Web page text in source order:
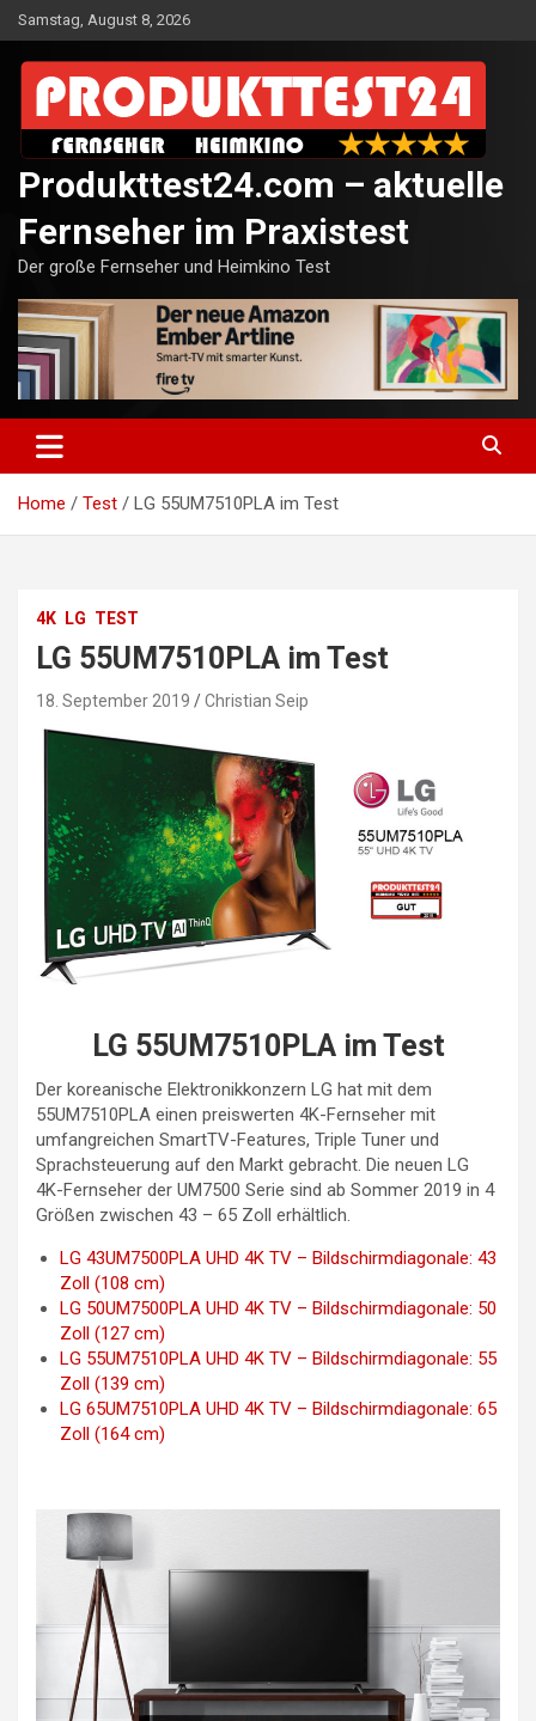
Skip
to
content
Samstag, August 8, 2026
Produkttest24.com – aktuelle
Fernseher im Praxistest
Der große Fernseher und Heimkino Test
Home Test LG 55UM7510PLA im Test
4K LG TEST
LG 55UM7510PLA im Test
18. September 2019 Christian Seip
LG 55UM7510PLA im Test
Der koreanische Elektronikkonzern LG hat mit dem
55UM7510PLA einen preiswerten 4K-Fernseher mit
umfangreichen SmartTV-Features, Triple Tuner und
Sprachsteuerung auf den Markt gebracht. Die neuen LG
4K-Fernseher der UM7500 Serie sind ab Sommer 2019 in 4
Größen zwischen 43 – 65 Zoll erhältlich.
LG 43UM7500PLA UHD 4K TV – Bildschirmdiagonale: 43
Zoll (108 cm)
LG 50UM7500PLA UHD 4K TV – Bildschirmdiagonale: 50
Zoll (127 cm)
LG 55UM7510PLA UHD 4K TV – Bildschirmdiagonale: 55
Zoll (139 cm)
LG 65UM7510PLA UHD 4K TV – Bildschirmdiagonale: 65
Zoll (164 cm)